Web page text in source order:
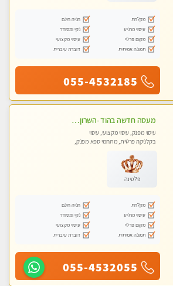
מקלחת
חניה חינם
עיסוי מרגיע
נקי ומסודר
מקום פרטי
עיסוי מקצועי
תמונה אמיתית
דוברת עיברית
055-4532185
מעסה חדשה בהוד -השרון -כל סוגי העיסויים מעסה מקצועית ואיכותית פרטי!!!מומלץ לחלוטין!!
עיסוי מפנק, עיסוי מקצועי, עיסוי
בקלניקה פרטית, מתחמי ספא מפנק,
פלטינה
מקלחת
חניה חינם
עיסוי מרגיע
נקי ומסודר
מקום פרטי
עיסוי מקצועי
תמונה אמיתית
דוברת עיברית
055-4532055